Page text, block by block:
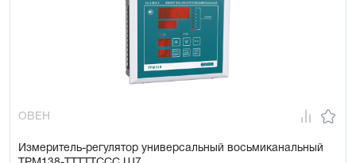
ОВЕН
Измеритель-регулятор универсальный восьмиканальный